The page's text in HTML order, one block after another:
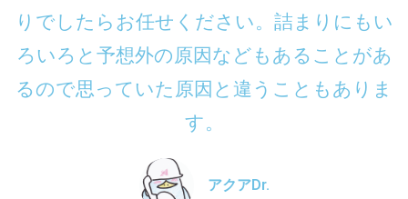
りでしたらお任せください。詰まりにもい
ろいろと予想外の原因などもあることがあ
るので思っていた原因と違うこともありま
す。
アクアDr.